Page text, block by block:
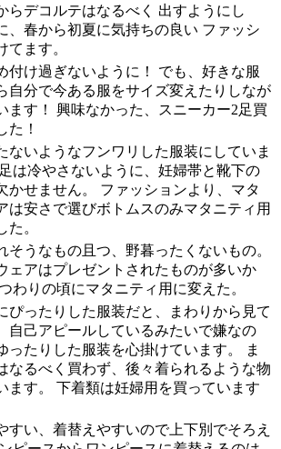
らデコルテはなるべく 出すようにし
、春から初夏に気持ちの良い ファッシ
てます。
付け過ぎないように！ でも、好きな服
自分で今ある服をサイズ変えたりしなが
ます！ 興味なかった、スニーカー2足買
た！
ないようなフンワリした服装にしていま
は冷やさないように、妊婦帯と靴下の
かせません。 ファッションより、マタ
は安さで選びボトムスのみマタニティ用
た。
そうなもの且つ、野暮ったくないもの。
ェアはプレゼントされたものが多いか
わりの頃にマタニティ用に変えた。
ぴったりした服装だと、まわりから見て
自己アピールしているみたいで嫌なの
ったりした服装を心掛けています。 ま
なるべく買わず、後々着られるような物
ます。 下着類は妊婦用を買っています
すい、着替えやすいので上下別でそろえ